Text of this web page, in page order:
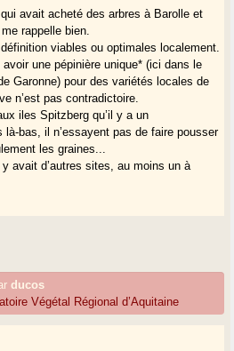
avait acheté des arbres à Barolle et
rappelle bien.
viables ou optimales localement.
une pépinière unique* (ici dans le
Garonne) pour des variétés locales de
n’est pas contradictoire.
iles Spitzberg qu’il y a un
bas, il n’essayent pas de faire pousser
les graines...
avait d’autres sites, au moins un à
ducos
Végétal Régional d’Aquitaine